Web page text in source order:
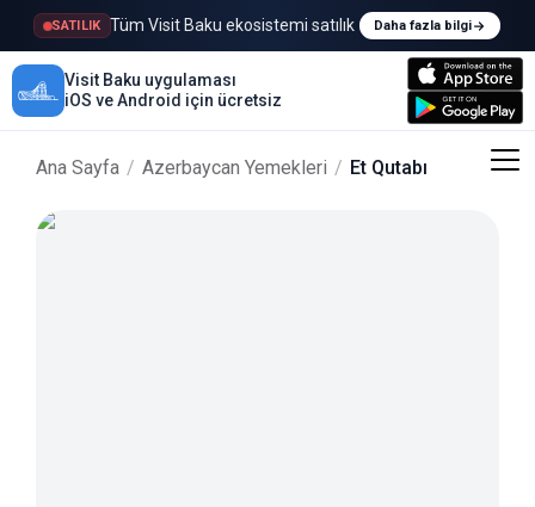
SATILIK Tüm Visit Baku ekosistemi satılık Daha fazla bilgi
Visit Baku uygulaması
iOS ve Android için ücretsiz
Ana Sayfa / Azerbaycan Yemekleri / Et Qutabı